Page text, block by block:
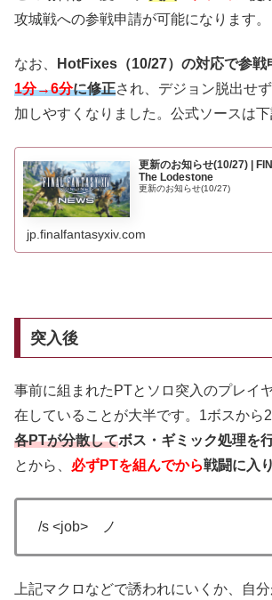
攻城戦への参戦申請が可能になります。
なお、 HotFixes（10/27）の対応で参戦
1分→6分に修正され、デジョン脱出せ
加しやすくなりました。公式ソースは下
更新のお知らせ(10/27) |
The Lodestone
更新のお知らせ(10/27)
jp.finalfantasyxiv.com
突入後
事前に組まれたPTとソロ突入のプレイ
在していることが大半です。1ボスから
各PTが分散してボス・ギミック処理を
とから、 必ずPTを組んでから戦闘に入
/s <job> ノ
上記マクロなどで誘われにいくか、自